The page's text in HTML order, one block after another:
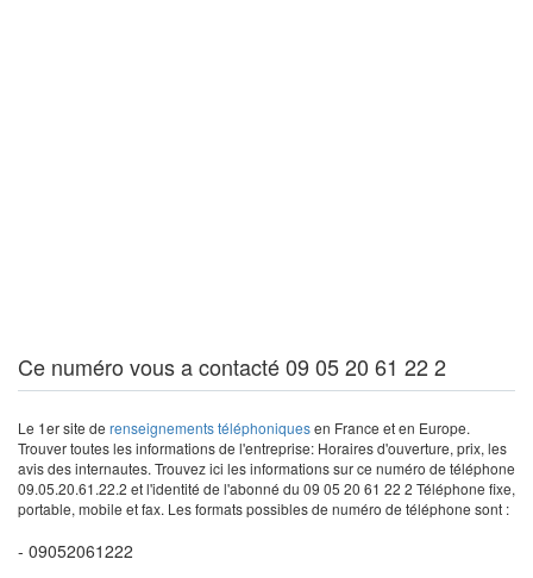
Ce numéro vous a contacté 09 05 20 61 22 2
Le 1er site de renseignements téléphoniquesen France et en Europe.
Trouver toutes les informations de l'entreprise: Horaires d'ouverture, prix, les
avis des internautes. Trouvez ici les informations sur ce numéro de téléphone
09.05.20.61.22.2 et l'identité de l'abonné du 09 05 20 61 22 2 Téléphone fixe,
portable, mobile et fax. Les formats possibles de numéro de téléphone sont :
- 09052061222